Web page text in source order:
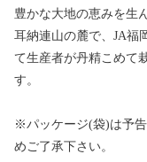
豊かな大地の恵みを生
耳納連山の麓で、JA福
て生産者が丹精こめて
す。
※パッケージ(袋)は予
めご了承下さい。